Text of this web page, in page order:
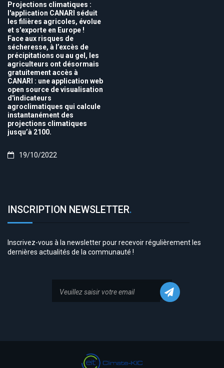
Projections climatiques :
l'application CANARI séduit
les filières agricoles, évolue
et s'exporte en Europe !
Face aux risques de
sécheresse, à l’excès de
précipitations ou au gel, les
agriculteurs ont désormais
gratuitement accès à
CANARI : une application web
open source de visualisation
d'indicateurs
agroclimatiques qui calcule
instantanément des
projections climatiques
jusqu’à 2100.
19/10/2022
INSCRIPTION NEWSLETTER.
Inscrivez-vous à la newsletter pour recevoir régulièrement les
dernières actualités de la communauté !